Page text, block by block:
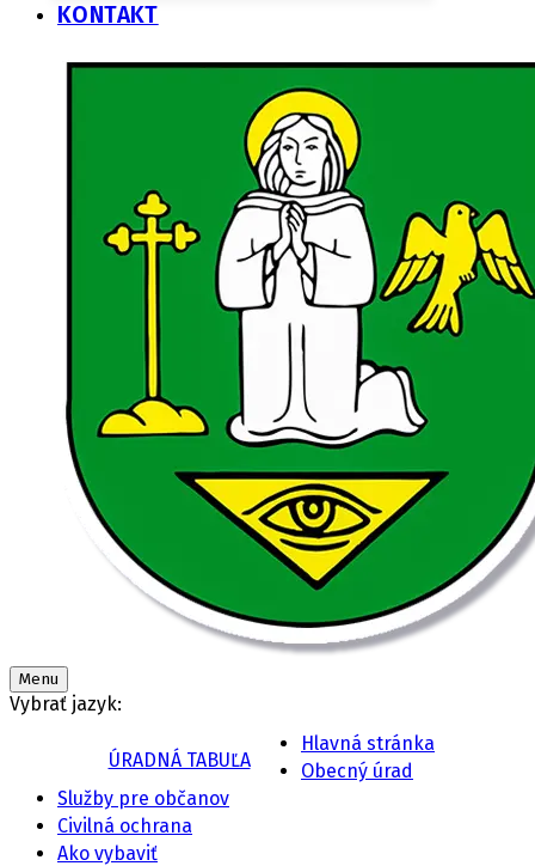
KONTAKT
Menu
Vybrať jazyk:
ÚRADNÁ TABUĽA
Hlavná stránka
Obecný úrad
Služby pre občanov
Civilná ochrana
Ako vybaviť